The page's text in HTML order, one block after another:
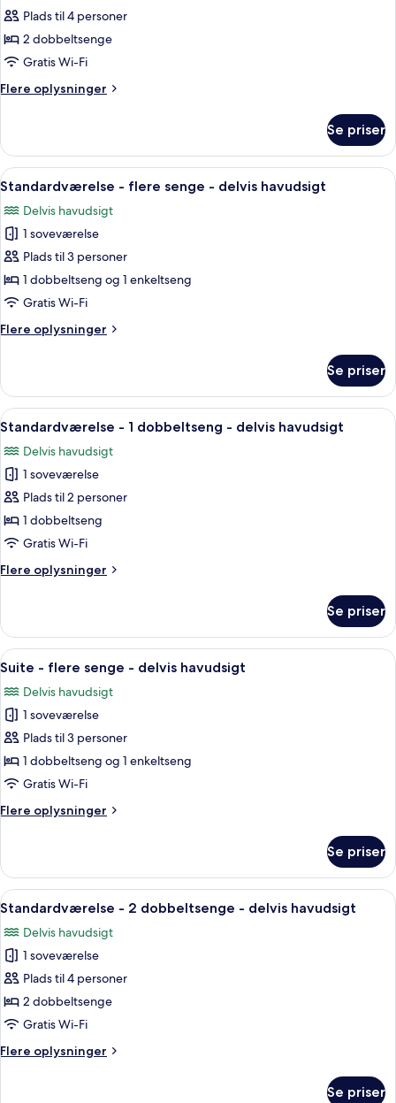
Standardværelse
-
2
-
Plads til 4 personer
2 dobbeltsenge
Gratis Wi-Fi
Flere oplysninger
Flere
-
dobbeltsenge
byudsigt
Se priser
Indlæs
alle
billeder
af
Standardværelse
-
flere
-
Et hotelværelse med en stor seng,
2
Standardværelse - flere senge - delvis havudsigt
Delvis havudsigt
1 soveværelse
Plads til 3 personer
1 dobbeltseng og 1 enkeltseng
Gratis Wi-Fi
Flere oplysninger
Flere
-
flere
senge
delvis
havudsigt
Se priser
Indlæs
alle
billeder
af
Standardværelse
-
1
-
Et hotelværelse med en seng, en
2
Standardværelse - 1 dobbeltseng - delvis havudsigt
Delvis havudsigt
1 soveværelse
Plads til 2 personer
1 dobbeltseng
Gratis Wi-Fi
Flere oplysninger
Flere
-
dobbeltseng
delvis
havudsigt
Se priser
Indlæs
alle
billeder
af
Suite
-
flere
-
Et hotelværelse med to senge, et
1
Suite - flere senge - delvis havudsigt
Delvis havudsigt
1 soveværelse
Plads til 3 personer
1 dobbeltseng og 1 enkeltseng
Gratis Wi-Fi
Flere oplysninger
Flere
-
flere
senge
delvis
havudsigt
Se priser
Indlæs
alle
billeder
af
Standardværelse
-
2
-
Et hotelværelse med seng, natbord,
5
Standardværelse - 2 dobbeltsenge - delvis havudsigt
Delvis havudsigt
1 soveværelse
Plads til 4 personer
2 dobbeltsenge
Gratis Wi-Fi
Flere oplysninger
Flere
Se priser